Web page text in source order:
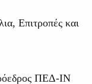
Επιτροπές και
ΠΕΔ-ΙΝ